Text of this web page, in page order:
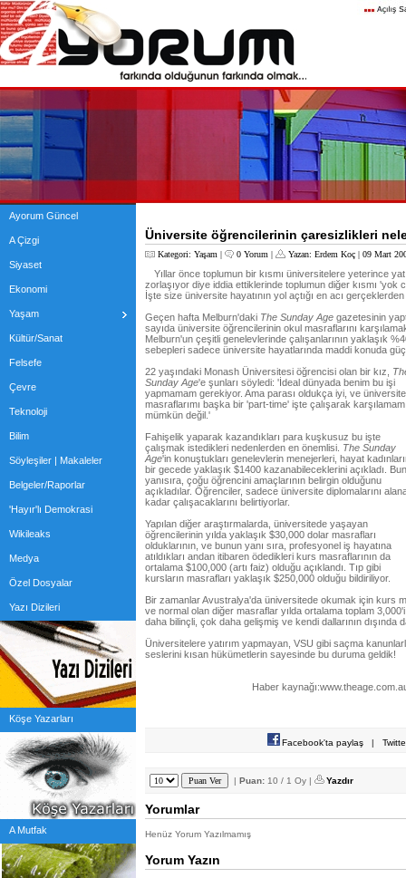
Ayorum Güncel
A Çizgi
Siyaset
Ekonomi
Yaşam
Kültür/Sanat
Felsefe
Çevre
Teknoloji
Bilim
Söyleşiler | Makaleler
Belgeler/Raporlar
'Hayır'lı Demokrasi
Wikileaks
Medya
Özel Dosyalar
Yazı Dizileri
Köşe Yazarları
A Mutfak
Üniversite öğrencilerinin çaresizlikleri
Kategori: Yaşam | 0 Yorum | Yazan: Erdem Koç | 09 Mart
Yıllar önce toplumun bir kısmı üniversitelere yeterince
zorlaşıyor diye iddia ettiklerinde toplumun diğer kısmı 'yok
İşte size üniversite hayatının yol açtığı en acı
Geçen hafta Melburn'daki The Sunday Age gazetesinin
sayıda üniversite öğrencilerinin okul masraflarını
Melburn'un çeşitli genelevlerinde çalışanlarının yaklaşık
sebepleri sadece üniversite hayatlarında maddi konuda
22 yaşındaki Monash Üniversitesi öğrencisi olan bir kız,
Sunday Age'e şunları söyledi: 'İdeal dünyada benim bu işi
yapmamam gerekiyor. Ama parası oldukça iyi, ve üniversite
masraflarımı başka bir 'part-time' işte çalışarak karşılamam
mümkün değil.'
Fahişelik yaparak kazandıkları para kuşkusuz bu işte
çalışmak istedikleri nedenlerden en önemlisi. The Sunday
Age'in konuştukları genelevlerin menejerleri, hayat
bir gecede yaklaşık $1400 kazanabileceklerini açıkladı.
yanısıra, çoğu öğrencini amaçlarının belirgin olduğunu
açıkladılar. Öğrenciler, sadece üniversite diplomalarını
kadar çalışacaklarını belirtiyorlar.
Yapılan diğer araştırmalarda, üniversitede yaşayan
öğrencilerinin yılda yaklaşık $30,000 dolar masrafları
olduklarının, ve bunun yanı sıra, profesyonel iş hayatına
atıldıkları andan itibaren ödedikleri kurs masraflarının da
ortalama $100,000 (artı faiz) olduğu açıklandı. Tıp gibi
kursların masrafları yaklaşık $250,000 olduğu bildiriliyor.
Bir zamanlar Avustralya'da üniversitede okumak için kurs
ve normal olan diğer masraflar yılda ortalama toplam
daha bilinçli, çok daha gelişmiş ve kendi dallarının dışında
Üniversitelere yatırım yapmayan, VSU gibi saçma
seslerini kısan hükümetlerin sayesinde bu duruma geldik!
Haber
Facebook'ta paylaş |
| Puan: 10 / 1 Oy | Yazdır
Yorumlar
Henüz Yorum Yazılmamış
Yorum Yazın